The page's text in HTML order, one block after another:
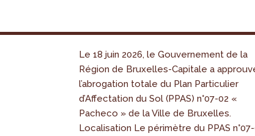
Le 18 juin 2026, le Gouvernement de la
Région de Bruxelles-Capitale a
l’abrogation totale du Plan Particulier
d’Affectation du Sol (PPAS) n°07-02 «
Pacheco » de la Ville de Bruxelles.
Localisation Le périmètre du PPAS